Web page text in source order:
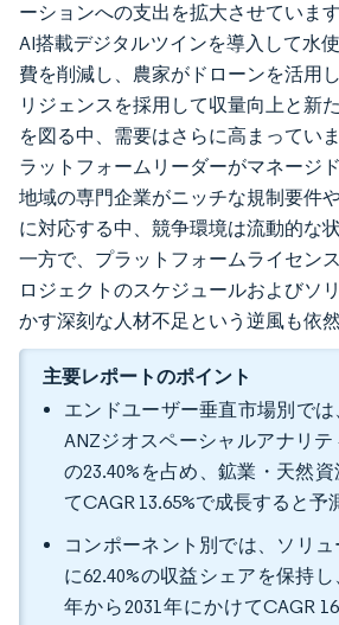
ーションへの支出を拡大させていま
AI搭載デジタルツインを導入して水
費を削減し、農家がドローンを活用
リジェンスを採用して収量向上と新
を図る中、需要はさらに高まってい
ラットフォームリーダーがマネージ
地域の専門企業がニッチな規制要件
に対応する中、競争環境は流動的な
一方で、プラットフォームライセン
ロジェクトのスケジュールおよびソ
かす深刻な人材不足という逆風も依
主要レポートのポイント
エンドユーザー垂直市場別では
ANZジオスペーシャルアナリ
の23.40%を占め、鉱業・天然
てCAGR 13.65%で成長すると予
コンポーネント別では、ソリ
に62.40%の収益シェアを保持
年から2031年にかけてCAGR